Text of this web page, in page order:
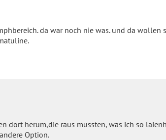
da war noch nie was. und da wollen
dort herum,die raus mussten, was ich so
Option.